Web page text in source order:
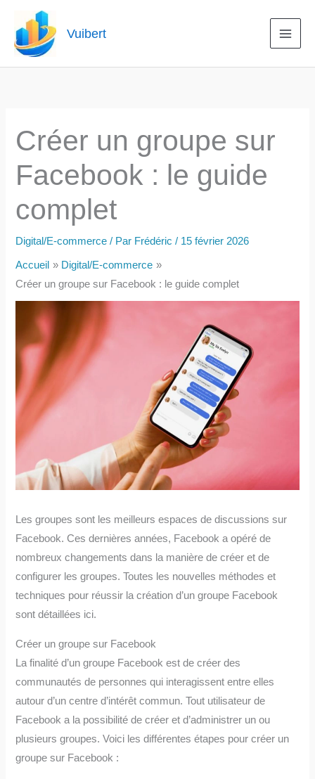
contenu
Vuibert
Créer un groupe sur
Facebook : le guide
complet
Digital/E-commerce / Par Frédéric/ 15 février 2026
Accueil
Digital/E-commerce
Créer un groupe sur Facebook : le guide complet
Les groupes sont les meilleurs espaces de discussions sur
Facebook. Ces dernières années, Facebook a opéré de
nombreux changements dans la manière de créer et de
configurer les groupes. Toutes les nouvelles méthodes et
techniques pour réussir la création d’un groupe Facebook
sont détaillées ici.
Créer un groupe sur Facebook
La finalité d’un groupe Facebook est de créer des
communautés de personnes qui interagissent entre elles
autour d’un centre d’intérêt commun. Tout utilisateur de
Facebook a la possibilité de créer et d’administrer un ou
plusieurs groupes. Voici les différentes étapes pour créer un
groupe sur Facebook :